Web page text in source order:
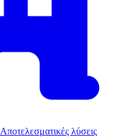
Αποτελεσματικές λύσεις